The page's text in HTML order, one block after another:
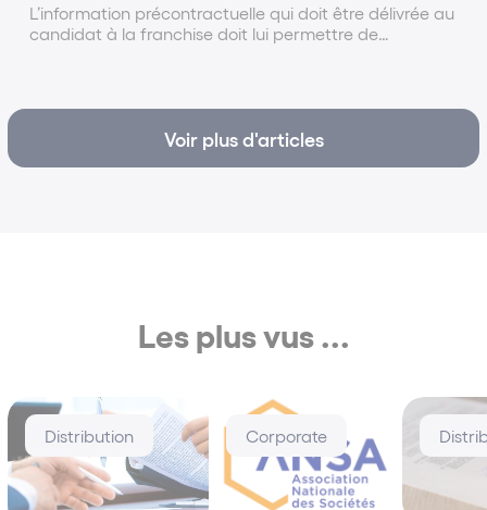
L’information précontractuelle qui doit être délivrée au
candidat à la franchise doit lui permettre de
Voir plus d'articles
Les plus vus ...
Distribution Corporate